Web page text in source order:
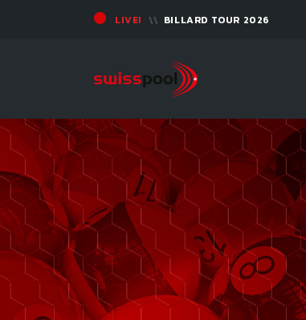
LIVE! BILLARD TOUR 2026